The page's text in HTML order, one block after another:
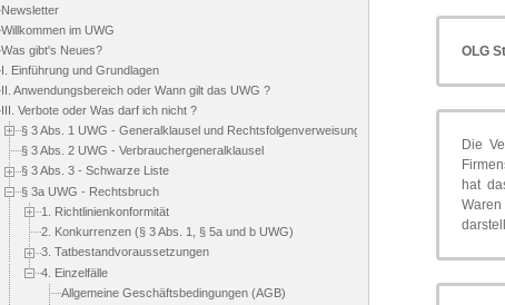
Newsletter
Willkommen im UWG
Was gibt's Neues?
I. Einführung und Grundlagen
II. Anwendungsbereich oder Wann gilt das UWG ?
III. Verbote oder Was darf ich nicht ?
§ 3 Abs. 1 UWG - Generalklausel und Rechtsfolgenverweisung
§ 3 Abs. 2 UWG - Verbrauchergeneralklausel
§ 3 Abs. 3 - Schwarze Liste
§ 3a UWG - Rechtsbruch
1. Richtlinienkonformität
2. Konkurrenzen (§ 3 Abs. 1, § 5a und b UWG)
3. Tatbestandvoraussetzungen
4. Einzelfälle
Allgemeine Geschäftsbedingungen (AGB)
OLG
Die
hat